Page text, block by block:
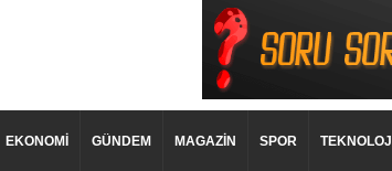
EKONOMİ GÜNDEM MAGAZİN SPOR TEKNOLOJİ